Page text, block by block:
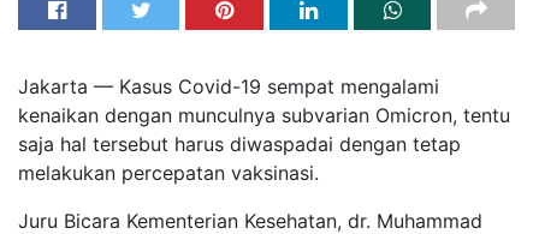
Jakarta — Kasus Covid-19 sempat mengalami
kenaikan dengan munculnya subvarian Omicron, tentu
saja hal tersebut harus diwaspadai dengan tetap
melakukan percepatan vaksinasi.
Juru Bicara Kementerian Kesehatan, dr. Muhammad